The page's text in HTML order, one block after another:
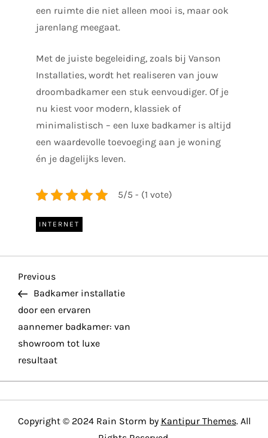
een ruimte die niet alleen mooi is, maar ook
jarenlang meegaat.
Met de juiste begeleiding, zoals bij Vanson
Installaties, wordt het realiseren van jouw
droombadkamer een stuk eenvoudiger. Of je
nu kiest voor modern, klassiek of
minimalistisch – een luxe badkamer is altijd
een waardevolle toevoeging aan je woning
én je dagelijks leven.
5/5 - (1 vote)
INTERNET
P
o
s
t
n
a
Previous
Post
Previous
Badkamer installatie
door een ervaren
aannemer badkamer: van
showroom tot luxe
resultaat
Copyright © 2024 Rain Storm by Kantipur Themes. All